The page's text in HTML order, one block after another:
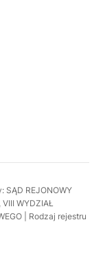
SĄD REJONOWY
WYDZIAŁ
| Rodzaj rejestru